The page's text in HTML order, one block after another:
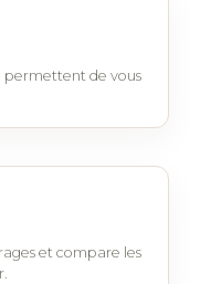
permettent de vous
et compare les